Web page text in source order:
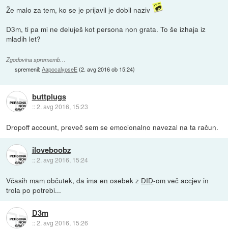
Že malo za tem, ko se je prijavil je dobil naziv
D3m, ti pa mi ne deluješ kot persona non grata. To še izhaja iz
mladih let?
Zgodovina sprememb…
spremenil:AapocalypseE(2. avg 2016 ob 15:24)
buttplugs
::2. avg 2016, 15:23
Dropoff account, preveč sem se emocionalno navezal na ta račun.
iloveboobz
::2. avg 2016, 15:24
Včasih mam občutek, da ima en osebek z DID-om več accjev in
trola po potrebi...
D3m
::2. avg 2016, 15:26